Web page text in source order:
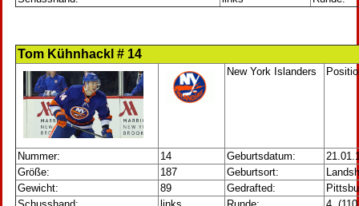
Tom Kühnhackl # 14
New York Islanders
Nummer: 14 Geburtsdatum:
Größe:
187 Geburtsort:
Gewicht:
89 Gedrafted: